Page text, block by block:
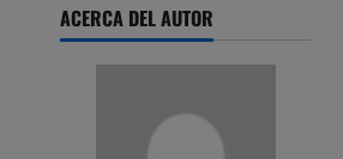
ACERCA DEL AUTOR